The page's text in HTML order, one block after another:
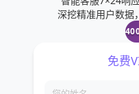
卖家接受，俗话说，用的
就是了，这点我认为在国
深挖精准用户数据